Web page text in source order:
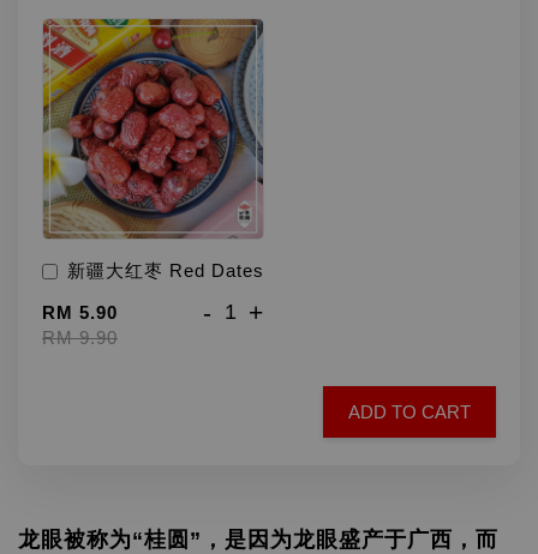
新疆大红枣 Red Dates
RM 5.90
RM 9.90
- +
ADD TO CART
龙眼被称为“桂圆”，是因为龙眼盛产于广西，而